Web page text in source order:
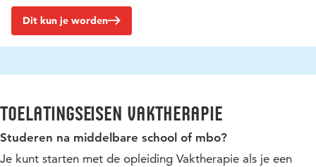
Dit kun je worden
Toelatingseisen Vaktherapie
Studeren na middelbare school of mbo?
Je kunt starten met de opleiding Vaktherapie als je een